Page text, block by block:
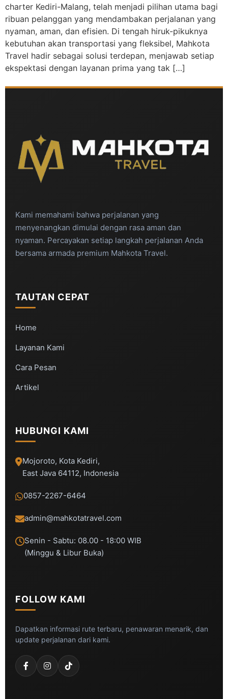
charter Kediri-Malang, telah menjadi pilihan utama bagi
ribuan pelanggan yang mendambakan perjalanan yang
nyaman, aman, dan efisien. Di tengah hiruk-pikuknya
kebutuhan akan transportasi yang fleksibel, Mahkota
Travel hadir sebagai solusi terdepan, menjawab setiap
ekspektasi dengan layanan prima yang tak […]
Kami memahami bahwa perjalanan yang
menyenangkan dimulai dengan rasa aman dan
nyaman. Percayakan setiap langkah perjalanan Anda
bersama armada premium Mahkota Travel.
TAUTAN CEPAT
Home
Layanan Kami
Cara Pesan
Artikel
HUBUNGI KAMI
Mojoroto, Kota Kediri,
East Java 64112, Indonesia
0857-2267-6464
admin@mahkotatravel.com
Senin - Sabtu: 08.00 - 18:00 WIB
(Minggu & Libur Buka)
FOLLOW KAMI
Dapatkan informasi rute terbaru, penawaran menarik, dan
update perjalanan dari kami.